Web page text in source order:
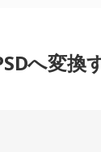
へ変換